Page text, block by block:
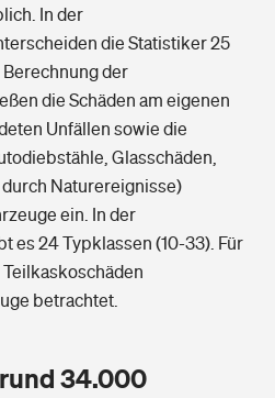
In der
die Statistiker 25
der
die Schäden am eigenen
Unfällen sowie die
Glasschäden,
Naturereignisse)
ein. In der
es 24 Typklassen (10-33). Für
betrachtet.
34.000